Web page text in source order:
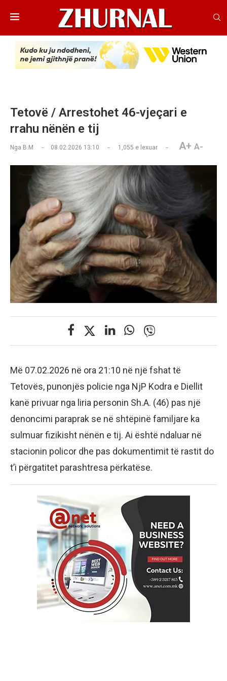
Tetovë / Arrestohet 46-vjeçari e
rrahu nënën e tij
Nga B.M 08.02.2026 13:10 1,055 e lexuar A+ A-
Më 07.02.2026 në ora 21:10 në një fshat të
Tetovës, punonjës policie nga NjP Kodra e Diellit
kanë privuar nga liria personin Sh.A. (46) pas një
denoncimi paraprak se në shtëpinë familjare ka
sulmuar fizikisht nënën e tij. Ai është ndaluar në
stacionin policor dhe pas dokumentimit të rastit do
t’i përgatitet parashtresa përkatëse.